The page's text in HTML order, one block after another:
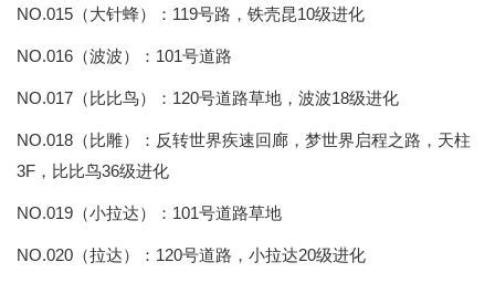
NO.015（大针蜂）：119号路，铁壳昆10级进化
NO.016（波波）：101号道路
NO.017（比比鸟）：120号道路草地，波波18级进化
NO.018（比雕）：反转世界疾速回廊，梦世界启程之路，天柱
3F，比比鸟36级进化
NO.019（小拉达）：101号道路草地
NO.020（拉达）：120号道路，小拉达20级进化